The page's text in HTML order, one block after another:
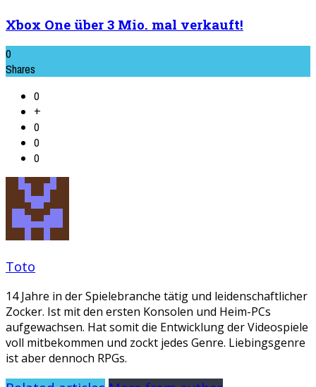
Xbox One über 3 Mio. mal verkauft!
0
Shares
0
+
0
0
0
Toto
14 Jahre in der Spielebranche tätig und leidenschaftlicher
Zocker. Ist mit den ersten Konsolen und Heim-PCs
aufgewachsen. Hat somit die Entwicklung der Videospiele
voll mitbekommen und zockt jedes Genre. Liebingsgenre
ist aber dennoch RPGs.